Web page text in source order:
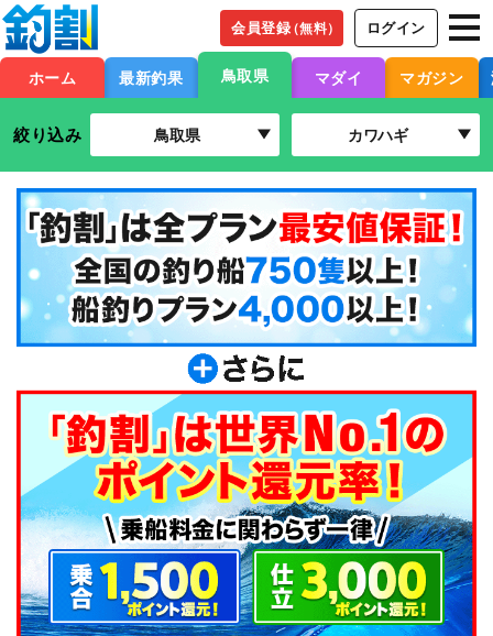
会員登録（無料） ログイン
ホーム 最新釣果 鳥取県 マダイ マガジン
絞り込み 鳥取県 カワハギ